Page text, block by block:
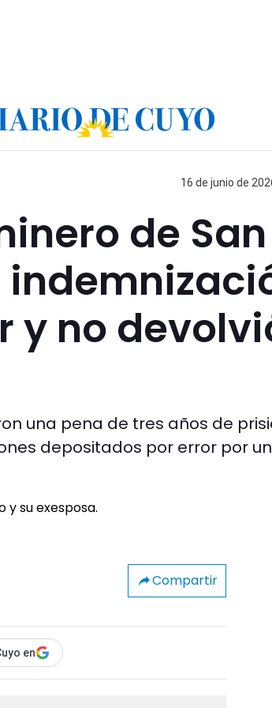
16 de junio de
de San
y no
una pena de tres años de
depositados por error por
Compartir
en